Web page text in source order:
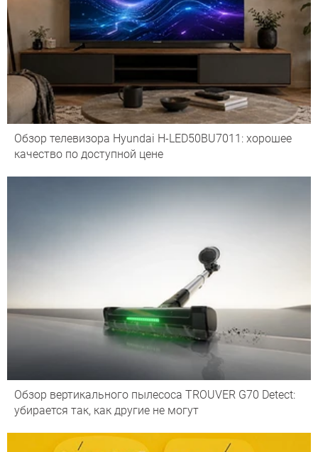
Обзор телевизора Hyundai H-LED50BU7011: хорошее
качество по доступной цене
Обзор вертикального пылесоса TROUVER G70 Detect:
убирается так, как другие не могут